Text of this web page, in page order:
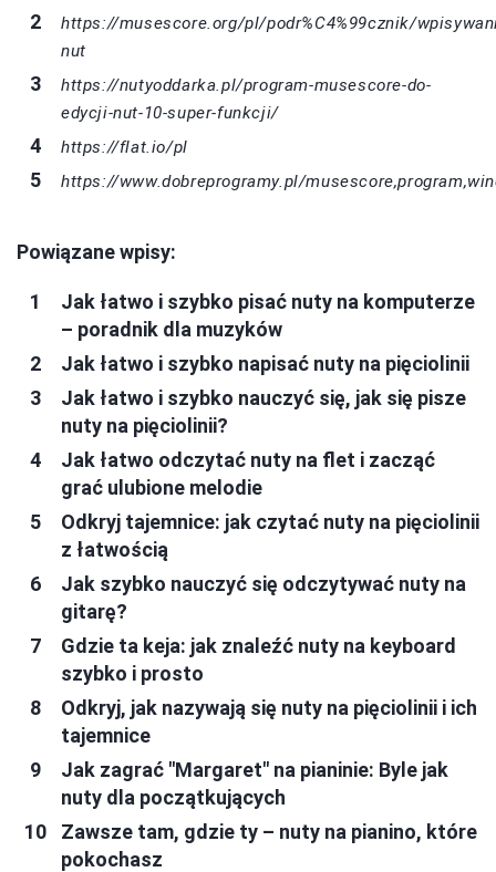
https://musescore.org/pl/podr%C4%99cznik/
nut
https://nutyoddarka.pl/program-musescore-do-
edycji-nut-10-super-funkcji/
https://flat.io/pl
https://www.dobreprogramy.pl/
Powiązane wpisy:
Jak łatwo i szybko pisać nuty na komputerze
– poradnik dla muzyków
Jak łatwo i szybko napisać nuty na pięciolinii
Jak łatwo i szybko nauczyć się, jak się pisze
nuty na pięciolinii?
Jak łatwo odczytać nuty na flet i zacząć
grać ulubione melodie
Odkryj tajemnice: jak czytać nuty na pięciolinii
z łatwością
Jak szybko nauczyć się odczytywać nuty na
gitarę?
Gdzie ta keja: jak znaleźć nuty na keyboard
szybko i prosto
Odkryj, jak nazywają się nuty na pięciolinii i ich
tajemnice
Jak zagrać "Margaret" na pianinie: Byle jak
nuty dla początkujących
Zawsze tam, gdzie ty – nuty na pianino, które
pokochasz